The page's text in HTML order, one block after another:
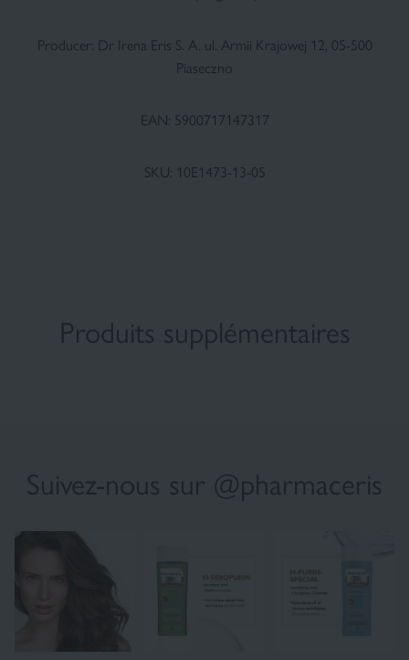
Producer: Dr Irena Eris S. A. ul. Armii Krajowej 12, 05-500
Piaseczno
EAN: 5900717147317
SKU: 10E1473-13-05
Produits supplémentaires
Suivez-nous sur @pharmaceris